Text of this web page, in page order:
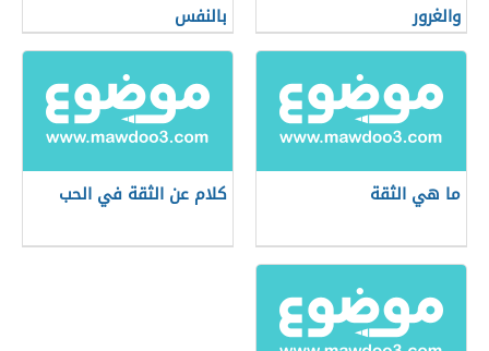
والغرور
بالنفس
ما هي الثقة كلام عن الثقة في الحب